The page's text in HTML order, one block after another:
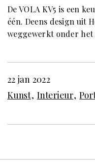
De VOLA KV5 is een
één. Deens design uit
weggewerkt onder het
22 jan 2022
Kunst Interieur